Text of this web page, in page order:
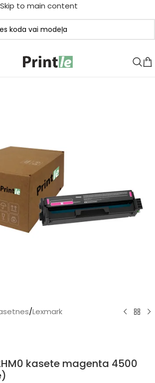
Skip to main content
/Lexmark
kasete magenta 4500